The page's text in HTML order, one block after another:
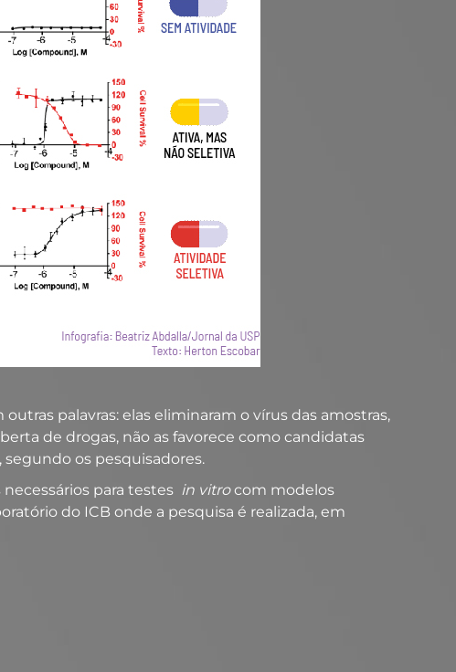
palavras: elas eliminaram o vírus das amostras,
de drogas, não as favorece como candidatas
os pesquisadores.
para testes in vitrocom modelos
do ICB onde a pesquisa é realizada, em